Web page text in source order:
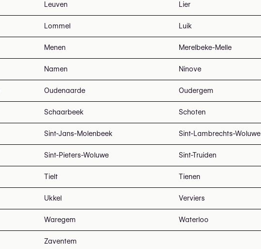
Leuven Lier
Lommel Luik
Menen Merelbeke-Melle
Namen Ninove
Oudenaarde Oudergem
Schaarbeek Schoten
Sint-Jans-Molenbeek Sint-Lambrechts-Woluwe
Sint-Pieters-Woluwe Sint-Truiden
Tielt Tienen
Ukkel Verviers
Waregem Waterloo
Zaventem